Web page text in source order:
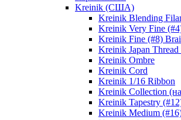
Kreinik (США)
Kreinik Blending
Kreinik Very Fine
Kreinik Fine (#8)
Kreinik Japan
Kreinik Ombre
Kreinik Cord
Kreinik 1/16 Ribbon
Kreinik Collection
Kreinik Tapestry
Kreinik Medium